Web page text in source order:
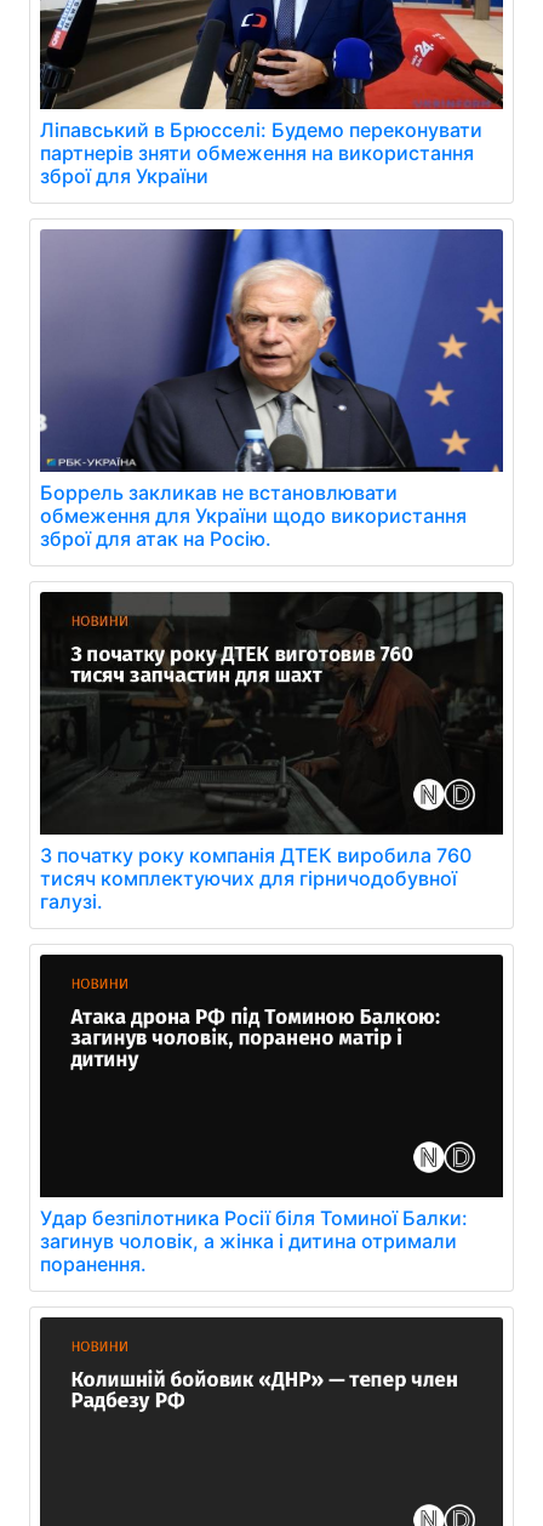
Ліпавський в Брюсселі: Будемо переконувати
партнерів зняти обмеження на використання
зброї для України
Боррель закликав не встановлювати
обмеження для України щодо використання
зброї для атак на Росію.
З початку року компанія ДТЕК виробила 760
тисяч комплектуючих для гірничодобувної
галузі.
Удар безпілотника Росії біля Томиної Балки:
загинув чоловік, а жінка і дитина отримали
поранення.